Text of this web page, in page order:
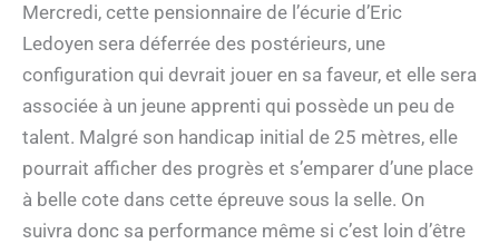
Mercredi, cette pensionnaire de l’écurie d’Eric
Ledoyen sera déferrée des postérieurs, une
configuration qui devrait jouer en sa faveur, et elle sera
associée à un jeune apprenti qui possède un peu de
talent. Malgré son handicap initial de 25 mètres, elle
pourrait afficher des progrès et s’emparer d’une place
à belle cote dans cette épreuve sous la selle. On
suivra donc sa performance même si c’est loin d’être